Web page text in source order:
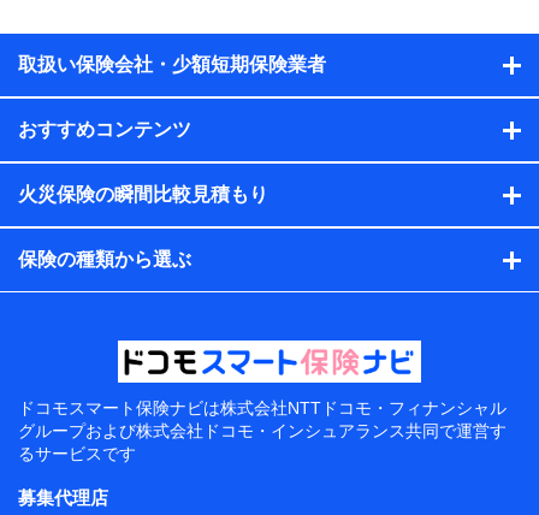
取扱い保険会社・少額短期保険業者
おすすめコンテンツ
火災保険の瞬間比較見積もり
保険の種類から選ぶ
ドコモスマート保険ナビは株式会社NTTドコモ・フィナンシャル
グループおよび株式会社ドコモ・インシュアランス共同で運営す
るサービスです
募集代理店